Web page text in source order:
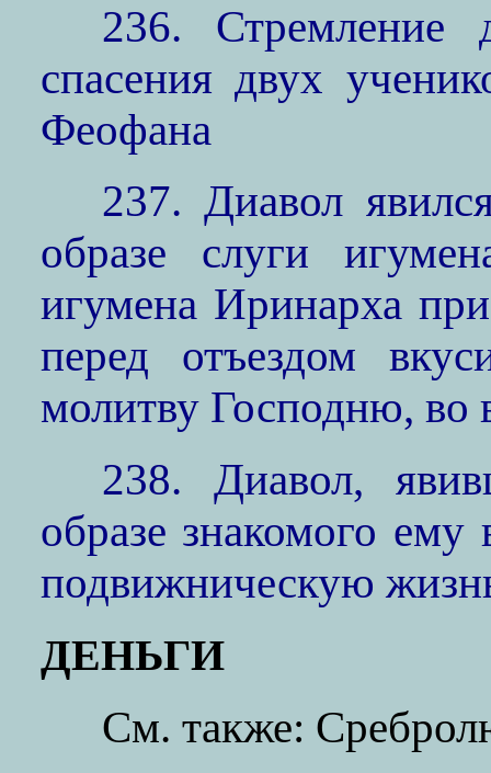
236. Стремление
спасения двух
Феофана
237. Диавол
образе слуги
игумена Иринарха
перед отъездом
молитву Господню, во
238. Диавол,
образе знакомого ему
подвижническую
ДЕНЬГИ
См. также: